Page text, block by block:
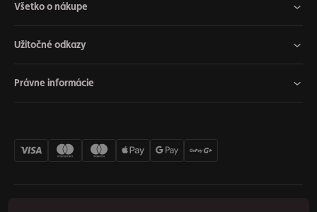
Všetko o nákupe
Užitočné odkazy
Právne informácie